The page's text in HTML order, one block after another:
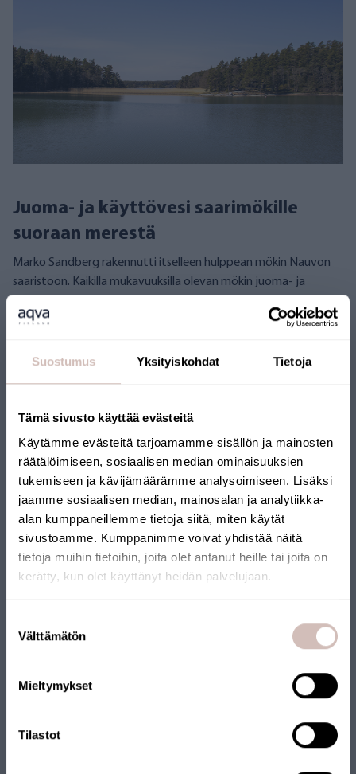
Suostumus Yksityiskohdat Tietoja
Tämä sivusto käyttää evästeitä
Käytämme evästeitä tarjoamamme sisällön ja mainosten
räätälöimiseen, sosiaalisen median ominaisuuksien
tukemiseen ja kävijämäärämme analysoimiseen. Lisäksi
jaamme sosiaalisen median, mainosalan ja analytiikka-
alan kumppaneillemme tietoja siitä, miten käytät
sivustoamme. Kumppanimme voivat yhdistää näitä
tietoja muihin tietoihin, joita olet antanut heille tai joita on
kerätty, kun olet käyttänyt heidän palvelujaan.
valinta
Välttämätön
Mieltymykset
Tilastot
Juoma- ja käyttövesi saarimökille
suoraan merestä
Marko Sandberg rakennutti itselleen hulppean mökin Nauvon
saaristoon. Kaikilla mukavuuksilla olevan mökin juoma- ja
käänteisosmoosilaitteistolla.
Kokemuksia Merivesi
Hyvää juomavettä merivedestä ison
Jan Bäckströmin saarimökillä merivedestä suodatetaan
käänteisosmoosilaitteella. Tehokas järjestelmä riittää suurenkin
seurueen tarpeisiin ympäri vuoden.